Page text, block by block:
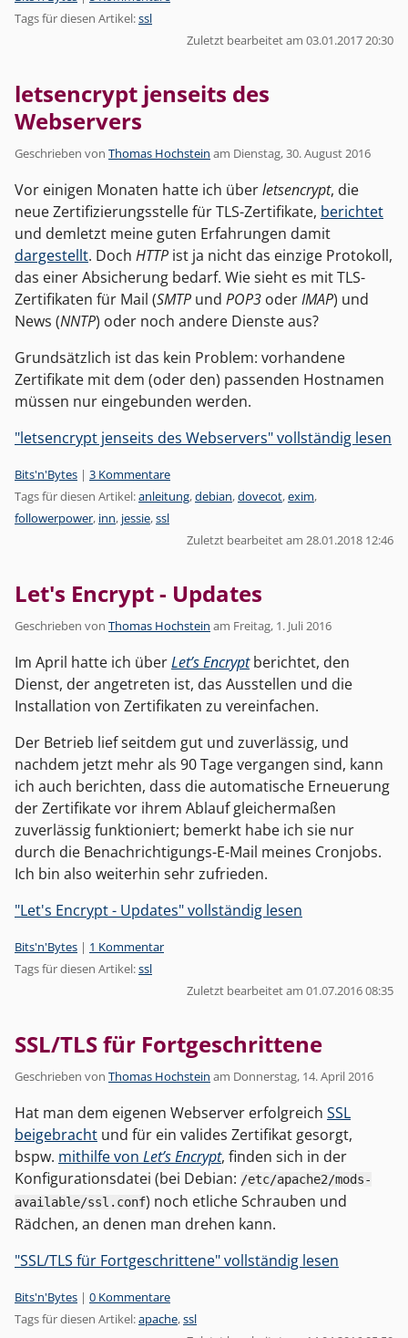
Tags für diesen Artikel:ssl
Zuletzt bearbeitet am 03.01.2017 20:30
letsencrypt jenseits des
Webservers
Geschrieben von Thomas Hochstein am Dienstag, 30. August 2016
Vor einigen Monaten hatte ich überletsencrypt, die
neue Zertifizierungsstelle für TLS-Zertifikate, berichtet
und demletzt meine guten Erfahrungen damit
dargestellt. Doch HTTP ist ja nicht das einzige Protokoll,
das einer Absicherung bedarf. Wie sieht es mit TLS-
Zertifikaten für Mail (SMTP und POP3 oderIMAP) und
News (NNTP) oder noch andere Dienste aus?
Grundsätzlich ist das kein Problem: vorhandene
Zertifikate mit dem (oder den) passenden Hostnamen
müssen nur eingebunden werden.
"letsencrypt jenseits des Webservers" vollständig lesen
Kategorien:
Bits'n'Bytes | 3 Kommentare
Tags für diesen Artikel:anleitung,debian,dovecot,exim,
followerpower, inn, jessie,ssl
Zuletzt bearbeitet am 28.01.2018 12:46
Let's Encrypt - Updates
Geschrieben von Thomas Hochstein am Freitag, 1. Juli 2016
Im April hatte ich überLet’s Encryptberichtet, den
Dienst, der angetreten ist, das Ausstellen und die
Installation von Zertifikaten zu vereinfachen.
Der Betrieb lief seitdem gut und zuverlässig, und
nachdem jetzt mehr als 90 Tage vergangen sind, kann
ich auch berichten, dass die automatische Erneuerung
der Zertifikate vor ihrem Ablauf gleichermaßen
zuverlässig funktioniert; bemerkt habe ich sie nur
durch die Benachrichtigungs-E-Mail meines Cronjobs.
Ich bin also weiterhin sehr zufrieden.
"Let's Encrypt - Updates" vollständig lesen
Kategorien:
Bits'n'Bytes | 1 Kommentar
Tags für diesen Artikel:ssl
Zuletzt bearbeitet am 01.07.2016 08:35
SSL/TLS für Fortgeschrittene
Geschrieben von Thomas Hochstein am Donnerstag, 14. April 2016
Hat man dem eigenen Webserver erfolgreich SSL
beigebracht und für ein valides Zertifikat gesorgt,
bspw. mithilfe von Let’s Encrypt, finden sich in der
Konfigurationsdatei (bei Debian: /etc/apache2/mods-
available/ssl.conf) noch etliche Schrauben und
Rädchen, an denen man drehen kann.
"SSL/TLS für Fortgeschrittene" vollständig lesen
Kategorien:
Bits'n'Bytes | 0 Kommentare
Tags für diesen Artikel:apache,ssl